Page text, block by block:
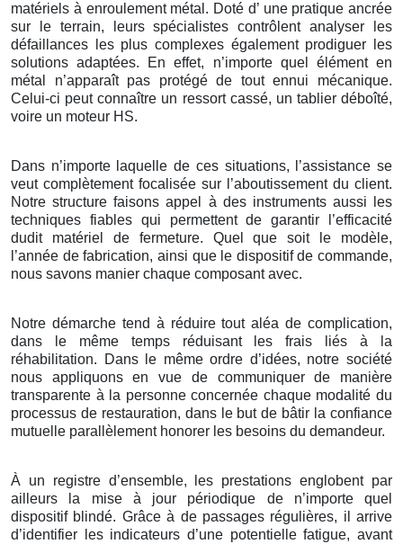
matériels à enroulement métal. Doté d’ une pratique ancrée
sur le terrain, leurs spécialistes contrôlent analyser les
défaillances les plus complexes également prodiguer les
solutions adaptées. En effet, n’importe quel élément en
métal n’apparaît pas protégé de tout ennui mécanique.
Celui-ci peut connaître un ressort cassé, un tablier déboîté,
voire un moteur HS.
Dans n’importe laquelle de ces situations, l’assistance se
veut complètement focalisée sur l’aboutissement du client.
Notre structure faisons appel à des instruments aussi les
techniques fiables qui permettent de garantir l’efficacité
dudit matériel de fermeture. Quel que soit le modèle,
l’année de fabrication, ainsi que le dispositif de commande,
nous savons manier chaque composant avec.
Notre démarche tend à réduire tout aléa de complication,
dans le même temps réduisant les frais liés à la
réhabilitation. Dans le même ordre d’idées, notre société
nous appliquons en vue de communiquer de manière
transparente à la personne concernée chaque modalité du
processus de restauration, dans le but de bâtir la confiance
mutuelle parallèlement honorer les besoins du demandeur.
À un registre d’ensemble, les prestations englobent par
ailleurs la mise à jour périodique de n’importe quel
dispositif blindé. Grâce à de passages régulières, il arrive
d’identifier les indicateurs d’une potentielle fatigue, avant